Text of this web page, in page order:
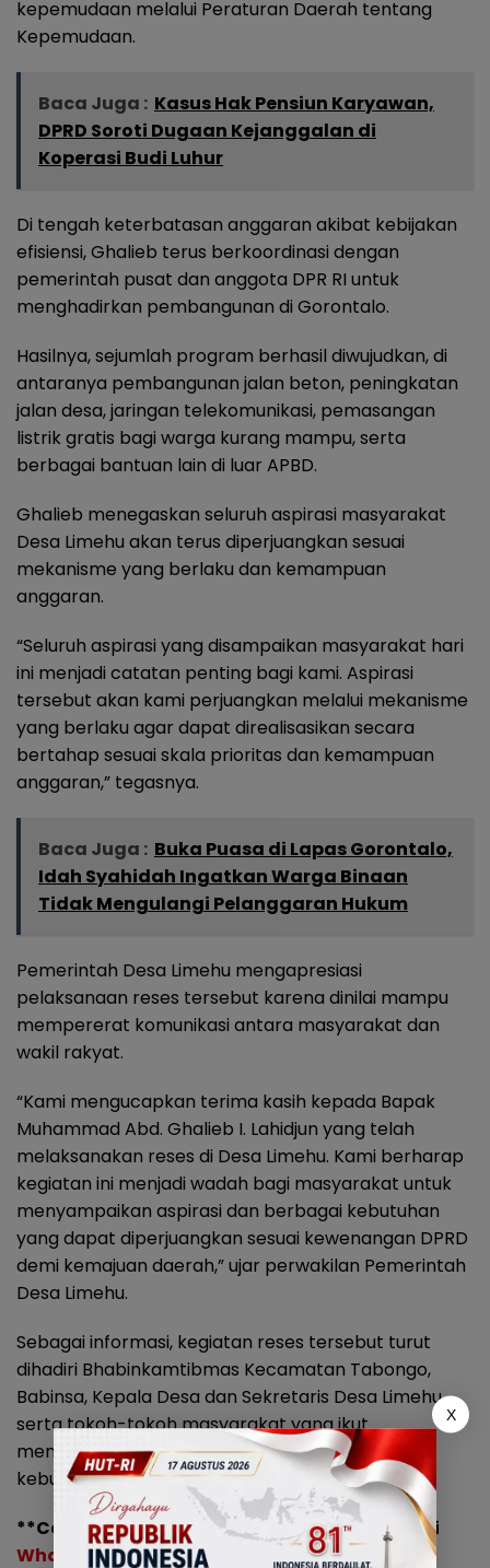
kepemudaan melalui Peraturan Daerah tentang
Kepemudaan.
Baca Juga : Kasus Hak Pensiun Karyawan,
DPRD Soroti Dugaan Kejanggalan di
Koperasi Budi Luhur
Di tengah keterbatasan anggaran akibat kebijakan
efisiensi, Ghalieb terus berkoordinasi dengan
pemerintah pusat dan anggota DPR RI untuk
menghadirkan pembangunan di Gorontalo.
Hasilnya, sejumlah program berhasil diwujudkan, di
antaranya pembangunan jalan beton, peningkatan
jalan desa, jaringan telekomunikasi, pemasangan
listrik gratis bagi warga kurang mampu, serta
berbagai bantuan lain di luar APBD.
Ghalieb menegaskan seluruh aspirasi masyarakat
Desa Limehu akan terus diperjuangkan sesuai
mekanisme yang berlaku dan kemampuan
anggaran.
“Seluruh aspirasi yang disampaikan masyarakat hari
ini menjadi catatan penting bagi kami. Aspirasi
tersebut akan kami perjuangkan melalui mekanisme
yang berlaku agar dapat direalisasikan secara
bertahap sesuai skala prioritas dan kemampuan
anggaran,” tegasnya.
Baca Juga : Buka Puasa di Lapas Gorontalo,
Idah Syahidah Ingatkan Warga Binaan
Tidak Mengulangi Pelanggaran Hukum
Pemerintah Desa Limehu mengapresiasi
pelaksanaan reses tersebut karena dinilai mampu
mempererat komunikasi antara masyarakat dan
wakil rakyat.
“Kami mengucapkan terima kasih kepada Bapak
Muhammad Abd. Ghalieb I. Lahidjun yang telah
melaksanakan reses di Desa Limehu. Kami berharap
kegiatan ini menjadi wadah bagi masyarakat untuk
menyampaikan aspirasi dan berbagai kebutuhan
yang dapat diperjuangkan sesuai kewenangan DPRD
demi kemajuan daerah,” ujar perwakilan Pemerintah
Desa Limehu.
Sebagai informasi, kegiatan reses tersebut turut
dihadiri Bhabinkamtibmas Kecamatan Tabongo,
Babinsa, Kepala Desa dan Sekretaris Desa Limehu,
serta tokoh-tokoh masyarakat yang ikut
menyampaikan berbagai masukan terkait
kebutuhan pembangunan di wilayah mereka.
**Cek berita dan artikel terbaru dengan ikuti
WhatsApp Channel KABAR REPUBLIK
X